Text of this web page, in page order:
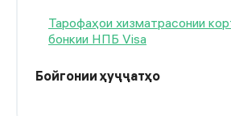
Тарофаҳои хизматрасонии
бонкии НПБ Visa
Бойгонии ҳуҷҷатҳо